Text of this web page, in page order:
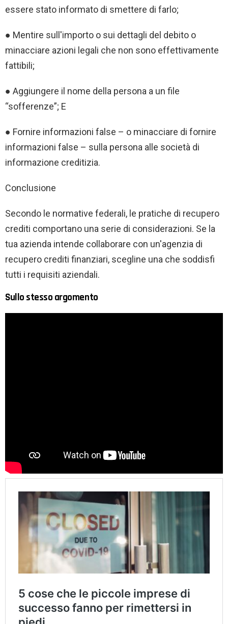
essere stato informato di smettere di farlo;
● Mentire sull'importo o sui dettagli del debito o
minacciare azioni legali che non sono effettivamente
fattibili;
● Aggiungere il nome della persona a un file
“sofferenze”; E
● Fornire informazioni false – o minacciare di fornire
informazioni false – sulla persona alle società di
informazione creditizia.
Conclusione
Secondo le normative federali, le pratiche di recupero
crediti comportano una serie di considerazioni. Se la
tua azienda intende collaborare con un'agenzia di
recupero crediti finanziari, scegline una che soddisfi
tutti i requisiti aziendali.
Sullo stesso argomento